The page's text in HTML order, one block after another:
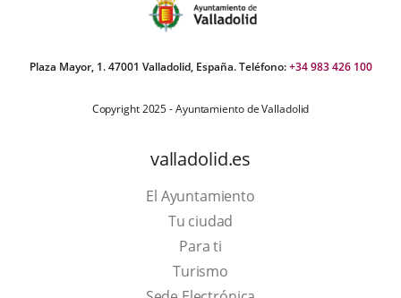
Plaza Mayor, 1. 47001 Valladolid, España. Teléfono:+34 983 426 100
Copyright 2025 - Ayuntamiento de Valladolid
valladolid.es
El Ayuntamiento
Tu ciudad
Para ti
TurismoThis